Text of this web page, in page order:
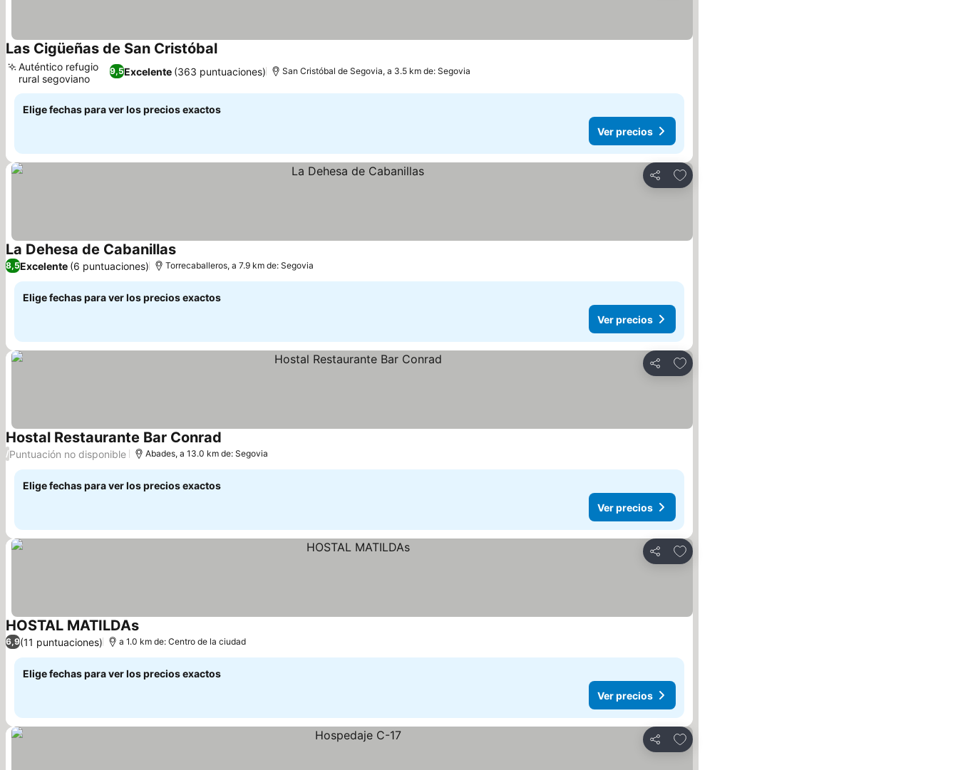
Las Cigüeñas de San CristóbalVer precios
9,5Excelente (363 puntuaciones)
Auténtico refugio
rural segoviano
San Cristóbal de Segovia, a 3.5 km de: Segovia
Elige fechas para ver los precios exactos
Ver precios
Compartir
Agregar a favoritos
La Dehesa de CabanillasVer precios
8,5Excelente (6 puntuaciones) Torrecaballeros, a 7.9 km de: Segovia
Elige fechas para ver los precios exactos
Ver precios
Compartir
Agregar a favoritos
Hostal Restaurante Bar Conrad
/Puntuación no disponible Abades, a 13.0 km de: Segovia
Elige fechas para ver los precios exactos
Ver precios
Compartir
Agregar a favoritos
HOSTAL MATILDAsVer precios
6,9(11 puntuaciones) a 1.0 km de: Centro de la ciudad
Elige fechas para ver los precios exactos
Ver precios
Compartir
Agregar a favoritos